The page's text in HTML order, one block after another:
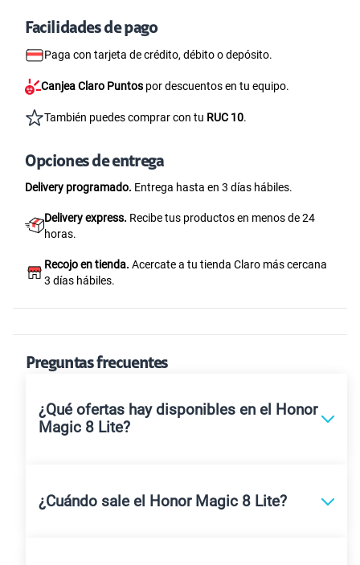
Facilidades de pago
Paga con tarjeta de crédito, débito o depósito.
Canjea Claro Puntos por descuentos en tu equipo.
También puedes comprar con tu RUC 10.
Opciones de entrega
Delivery programado. Entrega hasta en 3 días hábiles.
Delivery express. Recibe tus productos en menos de 24
horas.
Recojo en tienda. Acercate a tu tienda Claro más cercana
3 días hábiles.
Preguntas frecuentes
¿Qué ofertas hay disponibles en el Honor
Magic 8 Lite?
¿Cuándo sale el Honor Magic 8 Lite?